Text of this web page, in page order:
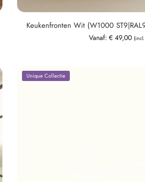
Keukenfronten Wit (W1000
Vanaf: €49,00
Unique Collectie